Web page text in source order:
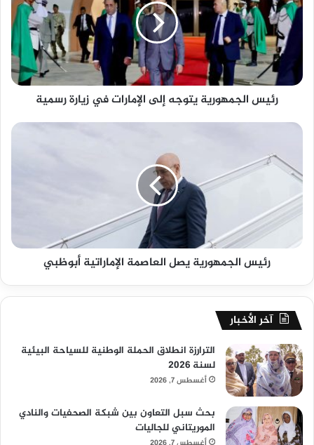
رئيس الجمهورية يتوجه إلى الإمارات في زيارة رسمية
رئيس الجمهورية يصل العاصمة الإماراتية أبوظبي
آخر الأخبار
الترارزة انطلاق الحملة الوطنية للسياحة البيئية
لسنة 2026
أغسطس 7, 2026
بحث سبل التعاون بين شبكة الصحفيات والنادي
الموريتاني للجاليات